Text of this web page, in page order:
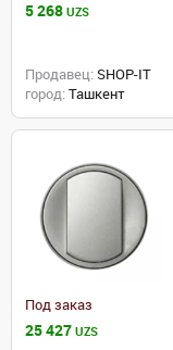
5 268 UZS
Продавец: SHOP-IT
город: Ташкент
Под заказ
25 427 UZS